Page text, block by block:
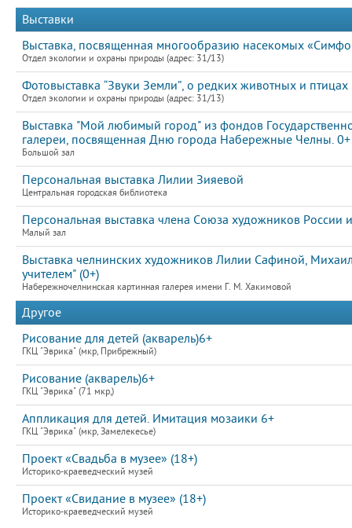
Выставки
Выставка, посвященная многообразию насекомых
Отдел экологии и охраны природы (адрес: 31/13)
Фотовыставка “Звуки Земли”, о редких животных и
Отдел экологии и охраны природы (адрес: 31/13)
Выставка "Мой любимый город" из фондов
галереи, посвященная Дню города Набережные Челны. 0+
Большой зал
Персональная выставка Лилии Зияевой
Центральная городская библиотека
Персональная выставка члена Союза художников России
Малый зал
Выставка челнинских художников Лилии Сафиной,
учителем" (0+)
Набережночелнинская картинная галерея имени Г. М. Хакимовой
Другое
Рисование для детей (акварель)6+
ГКЦ "Эврика" (мкр, Прибрежный)
Рисование (акварель)6+
ГКЦ "Эврика" (71 мкр,)
Аппликация для детей. Имитация мозаики 6+
ГКЦ "Эврика" (мкр, Замелекесье)
Проект «Свадьба в музее» (18+)
Историко-краеведческий музей
Проект «Свидание в музее» (18+)
Историко-краеведческий музей